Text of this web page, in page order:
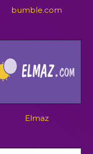
bumble.com
Elmaz